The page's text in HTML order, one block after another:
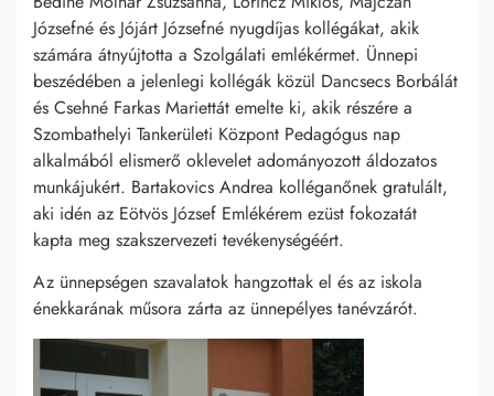
Józsefné és Jójárt Józsefné nyugdíjas kollégákat, akik
számára átnyújtotta a Szolgálati emlékérmet. Ünnepi
beszédében a jelenlegi kollégák közül Dancsecs Borbálát
és Csehné Farkas Mariettát emelte ki, akik részére a
Szombathelyi Tankerületi Központ Pedagógus nap
alkalmából elismerő oklevelet adományozott áldozatos
munkájukért. Bartakovics Andrea kolléganőnek gratulált,
aki idén az Eötvös József Emlékérem ezüst fokozatát
kapta meg szakszervezeti tevékenységéért.
Az ünnepségen szavalatok hangzottak el és az iskola
énekkarának műsora zárta az ünnepélyes tanévzárót.